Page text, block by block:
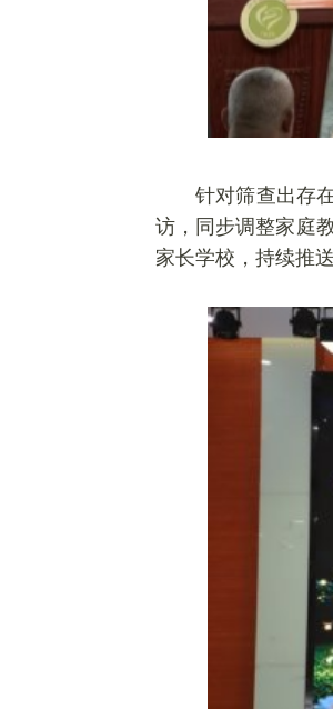
针对筛查出存
访，同步调整家庭
家长学校，持续推